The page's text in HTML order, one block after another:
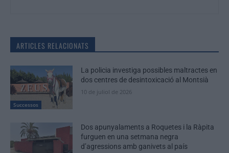
ARTICLES RELACIONATS
Successos
La policia investiga possibles maltractes en
dos centres de desintoxicació al Montsià
10 de juliol de 2026
Dos apunyalaments a Roquetes i la Ràpita
furguen en una setmana negra
d’agressions amb ganivets al país